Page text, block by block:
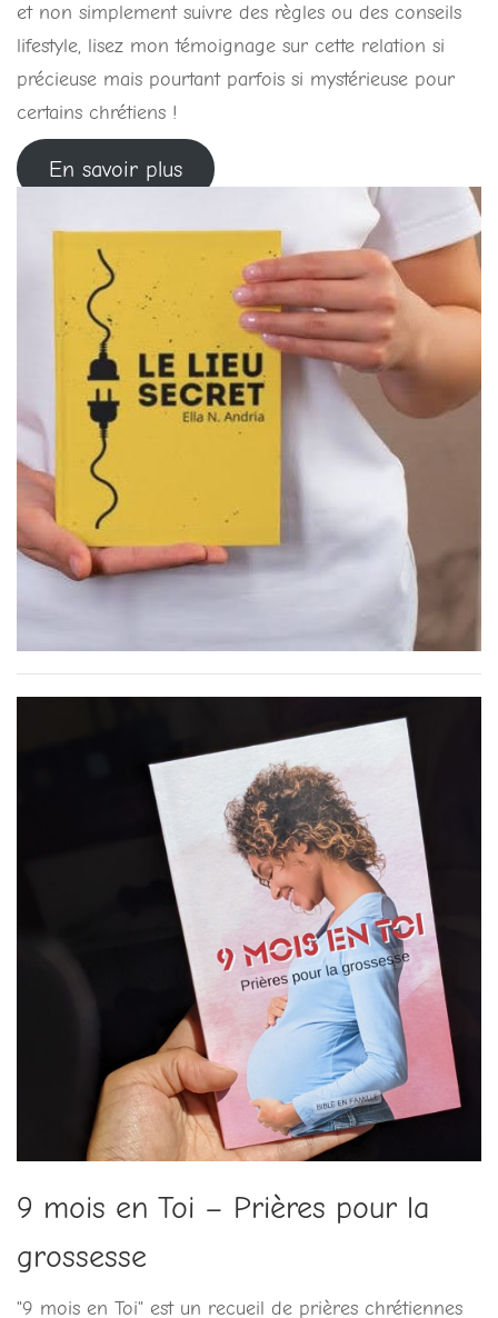
et non simplement suivre des règles ou des conseils
lifestyle, lisez mon témoignage sur cette relation si
précieuse mais pourtant parfois si mystérieuse pour
certains chrétiens !
En savoir plus
9 mois en Toi – Prières pour la
grossesse
"9 mois en Toi" est un recueil de prières chrétiennes